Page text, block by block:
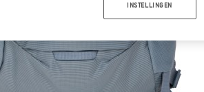
INSTELLINGEN